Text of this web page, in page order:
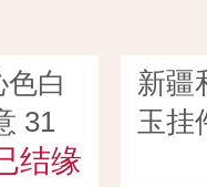
白
31
结缘
新疆
玉挂